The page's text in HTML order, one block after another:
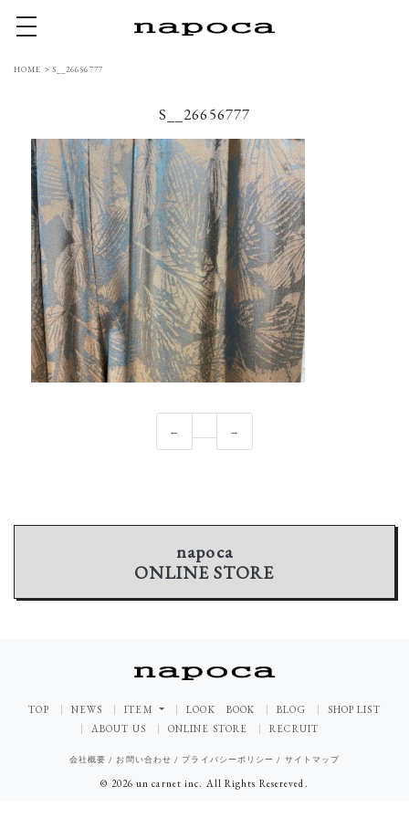
toggle navigation
HOME >S__26656777
S__26656777
← →
napoca
ONLINE STORE
TOP NEWS ITEM LOOK BOOK BLOG
SHOP LIST
ABOUT US
ONLINE STORE RECRUIT
会社概要 /お問い合わせ / プライバシーポリシー / サイトマップ
© 2026 un carnet inc. All Rights Resereved.